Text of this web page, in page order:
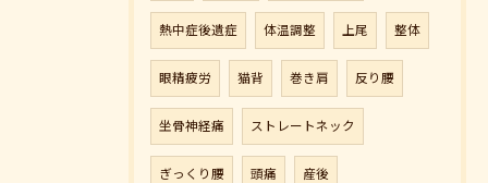
熱中症後遺症 体温調整 上尾 整体
眼精疲労 猫背 巻き肩 反り腰
坐骨神経痛 ストレートネック
ぎっくり腰 頭痛 産後